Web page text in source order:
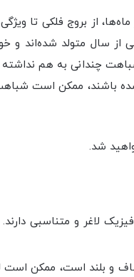
از بروج فلکی تا
سال متولد شده‌اند و
چندانی به هم نداشته
باشند، ممکن است
شد.
لاغر و متناسبی
و بلند است، ممکن است